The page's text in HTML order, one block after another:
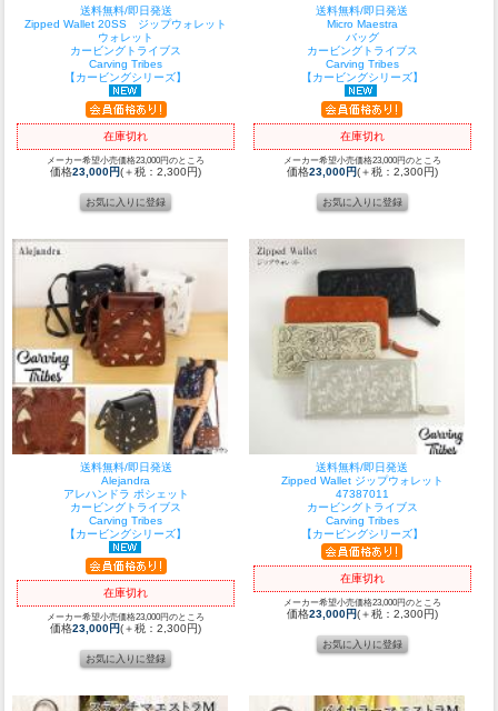
送料無料/即日発送
Zipped Wallet 20SS ジップウォレット
ウォレット
カービングトライブス
Carving Tribes
【カービングシリーズ】
在庫切れ
メーカー希望小売価格23,000円のところ
価格23,000円(＋税：2,300円)
送料無料/即日発送
Micro Maestra
バッグ
カービングトライブス
Carving Tribes
【カービングシリーズ】
在庫切れ
メーカー希望小売価格23,000円のところ
価格23,000円(＋税：2,300円)
送料無料/即日発送
Alejandra
アレハンドラ ポシェット
カービングトライブス
Carving Tribes
【カービングシリーズ】
在庫切れ
メーカー希望小売価格23,000円のところ
価格23,000円(＋税：2,300円)
送料無料/即日発送
Zipped Wallet ジップウォレット
47387011
カービングトライブス
Carving Tribes
【カービングシリーズ】
在庫切れ
メーカー希望小売価格23,000円のところ
価格23,000円(＋税：2,300円)